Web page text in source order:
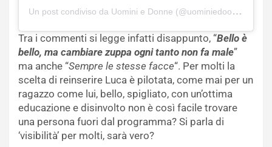
Un post condiviso da Uomini e Donne (@uominiedoonneufficiale)
Tra i commenti si legge infatti disappunto, “Bello è
bello, ma cambiare zuppa ogni tanto non fa male”
ma anche “Sempre le stesse facce“. Per molti la
scelta di reinserire Luca è pilotata, come mai per un
ragazzo come lui, bello, spigliato, con un’ottima
educazione e disinvolto non è così facile trovare
una persona fuori dal programma? Si parla di
‘visibilità’ per molti, sarà vero?